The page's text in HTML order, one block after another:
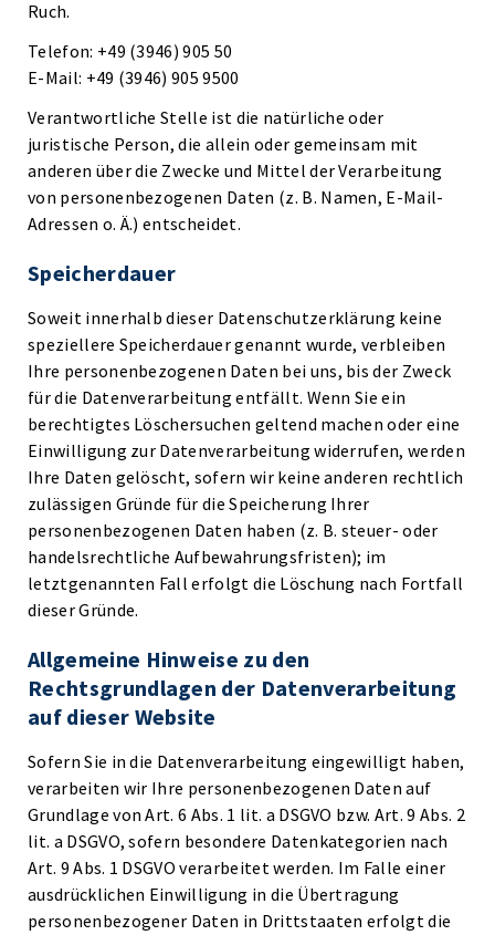
Ruch.
Telefon: +49 (3946) 905 50
E-Mail: +49 (3946) 905 9500
Verantwortliche Stelle ist die natürliche oder
juristische Person, die allein oder gemeinsam mit
anderen über die Zwecke und Mittel der Verarbeitung
von personenbezogenen Daten (z. B. Namen, E-Mail-
Adressen o. Ä.) entscheidet.
Speicherdauer
Soweit innerhalb dieser Datenschutzerklärung keine
speziellere Speicherdauer genannt wurde, verbleiben
Ihre personenbezogenen Daten bei uns, bis der Zweck
für die Datenverarbeitung entfällt. Wenn Sie ein
berechtigtes Löschersuchen geltend machen oder eine
Einwilligung zur Datenverarbeitung widerrufen, werden
Ihre Daten gelöscht, sofern wir keine anderen rechtlich
zulässigen Gründe für die Speicherung Ihrer
personenbezogenen Daten haben (z. B. steuer- oder
handelsrechtliche Aufbewahrungsfristen); im
letztgenannten Fall erfolgt die Löschung nach Fortfall
dieser Gründe.
Allgemeine Hinweise zu den
Rechtsgrundlagen der Datenverarbeitung
auf dieser Website
Sofern Sie in die Datenverarbeitung eingewilligt haben,
verarbeiten wir Ihre personenbezogenen Daten auf
Grundlage von Art. 6 Abs. 1 lit. a DSGVO bzw. Art. 9 Abs. 2
lit. a DSGVO, sofern besondere Datenkategorien nach
Art. 9 Abs. 1 DSGVO verarbeitet werden. Im Falle einer
ausdrücklichen Einwilligung in die Übertragung
personenbezogener Daten in Drittstaaten erfolgt die